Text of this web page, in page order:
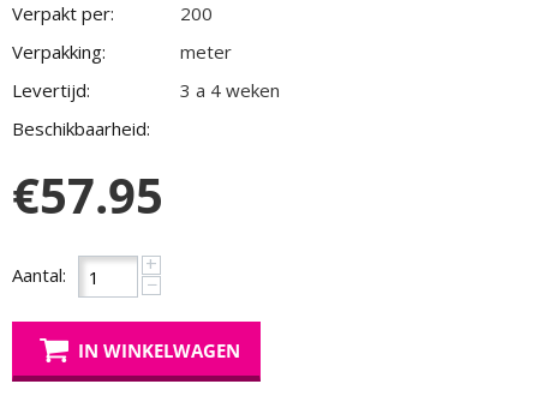
Verpakt per:
200
Verpakking:
meter
Levertijd:
3 a 4 weken
Beschikbaarheid:
€57.95
Aantal: +
−
IN WINKELWAGEN